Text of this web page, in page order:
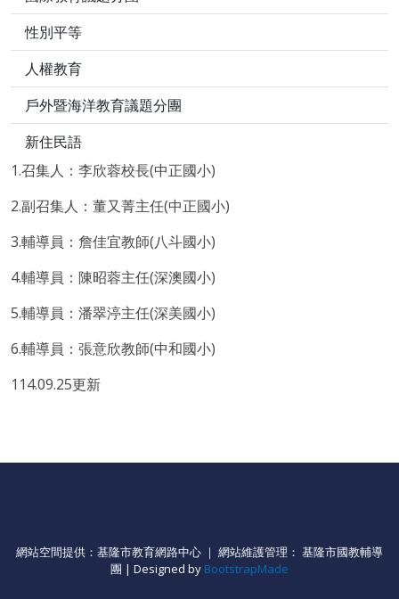
性別平等
人權教育
戶外暨海洋教育議題分團
新住民語
1.召集人：李欣蓉校長(中正國小)
2.副召集人：董又菁主任(中正國小)
3.輔導員：詹佳宜教師(八斗國小)
4.輔導員：陳昭蓉主任(深澳國小)
5.輔導員：潘翠渟主任(深美國小)
6.輔導員：張意欣教師(中和國小)
114.09.25更新
網站空間提供：基隆市教育網路中心 ｜ 網站維護管理： 基隆市國教輔導
團 | Designed by BootstrapMade